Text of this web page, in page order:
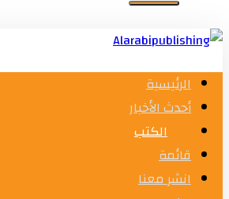
الرئيسية
أحدث الأخبار
الكتب
قائمة
انشر معنا